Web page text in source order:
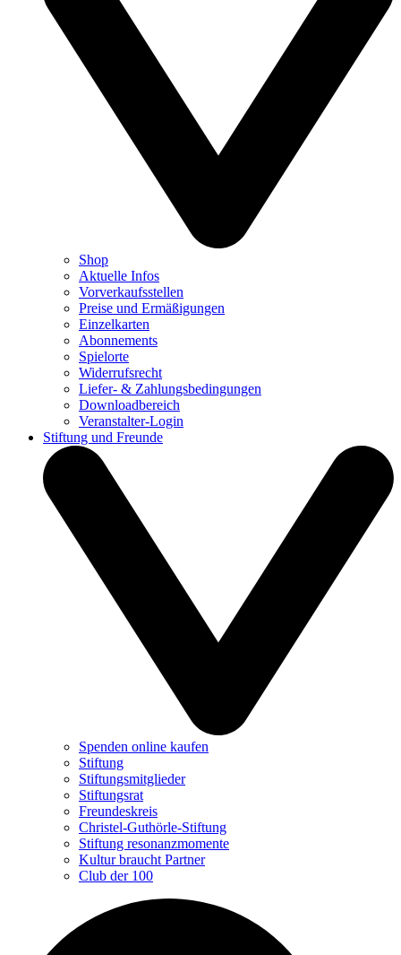
Shop
Aktuelle Infos
Vorverkaufsstellen
Preise und Ermäßigungen
Einzelkarten
Abonnements
Spielorte
Widerrufsrecht
Liefer- & Zahlungsbedingungen
Downloadbereich
Veranstalter-Login
Stiftung und Freunde
Spenden online kaufen
Stiftung
Stiftungsmitglieder
Stiftungsrat
Freundeskreis
Christel-Guthörle-Stiftung
Stiftung resonanzmomente
Kultur braucht Partner
Club der 100